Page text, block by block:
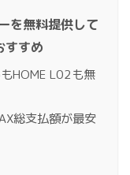
を無料提供して
すすめ
HOME L02も無
総支払額が最安